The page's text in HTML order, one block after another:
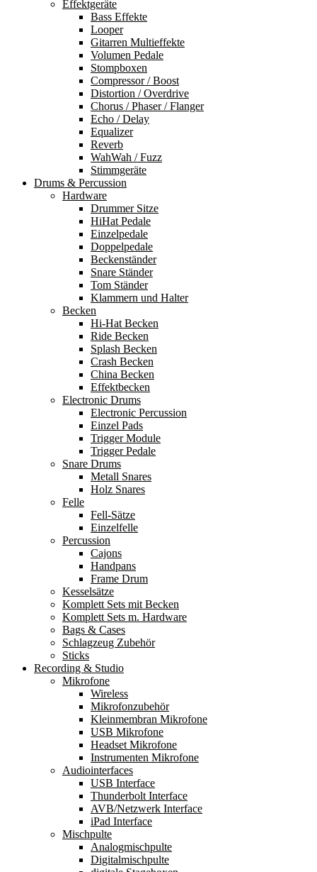
Effektgeräte
Bass Effekte
Looper
Gitarren Multieffekte
Volumen Pedale
Stompboxen
Compressor / Boost
Distortion / Overdrive
Chorus / Phaser / Flanger
Echo / Delay
Equalizer
Reverb
WahWah / Fuzz
Stimmgeräte
Drums & Percussion
Hardware
Drummer Sitze
HiHat Pedale
Einzelpedale
Doppelpedale
Beckenständer
Snare Ständer
Tom Ständer
Klammern und Halter
Becken
Hi-Hat Becken
Ride Becken
Splash Becken
Crash Becken
China Becken
Effektbecken
Electronic Drums
Electronic Percussion
Einzel Pads
Trigger Module
Trigger Pedale
Snare Drums
Metall Snares
Holz Snares
Felle
Fell-Sätze
Einzelfelle
Percussion
Cajons
Handpans
Frame Drum
Kesselsätze
Komplett Sets mit Becken
Komplett Sets m. Hardware
Bags & Cases
Schlagzeug Zubehör
Sticks
Recording & Studio
Mikrofone
Wireless
Mikrofonzubehör
Kleinmembran Mikrofone
USB Mikrofone
Headset Mikrofone
Instrumenten Mikrofone
Audiointerfaces
USB Interface
Thunderbolt Interface
AVB/Netzwerk Interface
iPad Interface
Mischpulte
Analogmischpulte
Digitalmischpulte